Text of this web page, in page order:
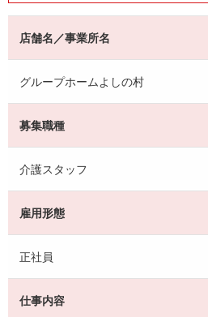
店舗名／事業所名
グループホームよしの村
募集職種
介護スタッフ
雇用形態
正社員
仕事内容